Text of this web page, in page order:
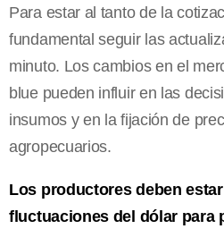
Para estar al tanto de la
fundamental seguir las
minuto. Los cambios en el
blue pueden influir en las
insumos y en la fijación de
agropecuarios.
Los productores deben
fluctuaciones del dólar para